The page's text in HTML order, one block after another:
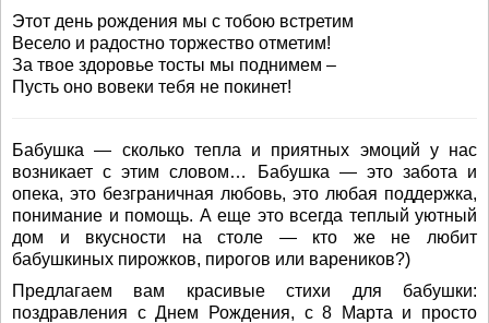
Этот день рождения мы с тобою встретим
Весело и радостно торжество отметим!
За твое здоровье тосты мы поднимем –
Пусть оно вовеки тебя не покинет!
Бабушка — сколько тепла и приятных эмоций у нас
возникает с этим словом… Бабушка — это забота и
опека, это безграничная любовь, это любая поддержка,
понимание и помощь. А еще это всегда теплый уютный
дом и вкусности на столе — кто же не любит
бабушкиных пирожков, пирогов или вареников?)
Предлагаем вам красивые стихи для бабушки:
поздравления с Днем Рождения, с 8 Марта и просто